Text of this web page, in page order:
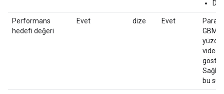
Performans
hedefi değeri
Evet dize Evet
Para
GBM,
video
bu